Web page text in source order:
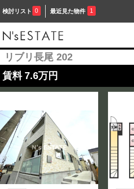
検討リスト 0 最近見た物件 1
リブリ長尾 202
賃料 7.6万円